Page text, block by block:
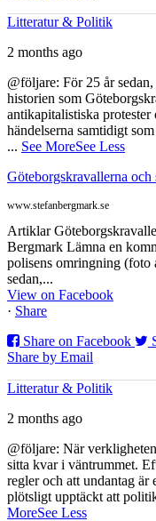
Litteratur & Politik
2 months ago
@följare: För 25 år
historien som
antikapitalistiska
händelserna samtidigt
... See MoreSee Less
Göteborgskravallerna
www.stefanbergmark.se
Artiklar
Bergmark Lämna en
polisens omringning
sedan,...
View on Facebook
· Share
Share on Facebook
Share by Email
Litteratur & Politik
2 months ago
@följare: När
sitta kvar i väntrummet.
regler och att undantag är
plötsligt upptäckt att
MoreSee Less